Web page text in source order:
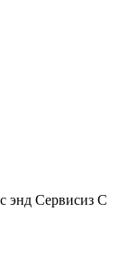
энд Сервисиз С